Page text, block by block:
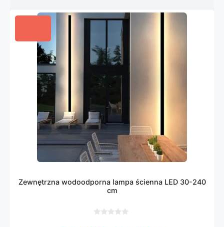
Zewnętrzna wodoodporna lampa ścienna LED 30-240
cm